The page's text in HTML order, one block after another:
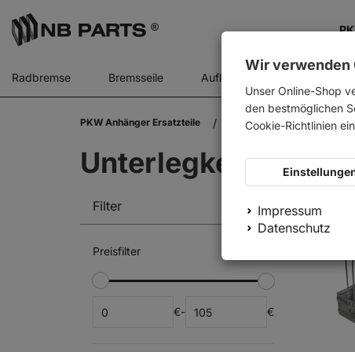
Radbremse Bremsseile Auflaufbremse
PKW Anhänger Ersatzteile Zubehör
Unterlegkeile
Filter
Preisfilter
€- €
Wir verwenden
Unser Online-Shop
den bestmöglichen
Cookie-Richtlinien
Impressum
Datenschutz